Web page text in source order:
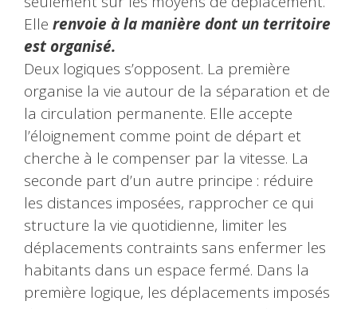
Elle renvoie à la manière dont un territoire
est organisé.
Deux logiques s’opposent. La première
organise la vie autour de la séparation et de
la circulation permanente. Elle accepte
l’éloignement comme point de départ et
cherche à le compenser par la vitesse. La
seconde part d’un autre principe : réduire
les distances imposées, rapprocher ce qui
structure la vie quotidienne, limiter les
déplacements contraints sans enfermer les
habitants dans un espace fermé. Dans la
première logique, les déplacements imposés